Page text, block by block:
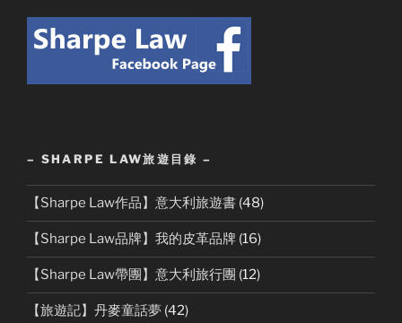
– SHARPE LAW旅遊目錄 –
【Sharpe Law作品】意大利旅遊書 (48)
【Sharpe Law品牌】我的皮革品牌 (16)
【Sharpe Law帶團】意大利旅行團 (12)
【旅遊記】丹麥童話夢 (42)